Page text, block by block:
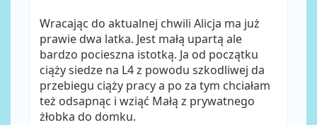
Wracając do aktualnej chwili Alicja ma już
prawie dwa latka. Jest małą upartą ale
bardzo pocieszna istotką. Ja od początku
ciąży siedze na L4 z powodu szkodliwej da
przebiegu ciąży pracy a po za tym chciałam
też odsapnąc i wziąć Małą z prywatnego
żłobka do domku.